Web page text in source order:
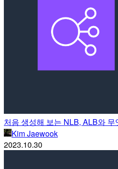
처음 생성해 보는 NLB, ALB와 무
Kim Jaewook
2023.10.30